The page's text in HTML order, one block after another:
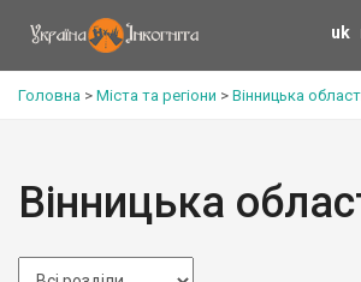
uk
Головна > Міста та регіони > Вінницька
Вінницька